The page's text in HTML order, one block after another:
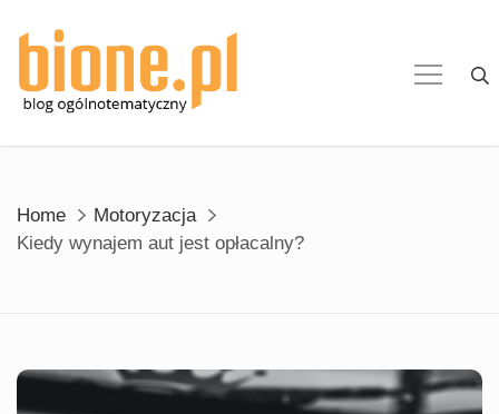
Home
Motoryzacja
Kiedy wynajem aut jest opłacalny?